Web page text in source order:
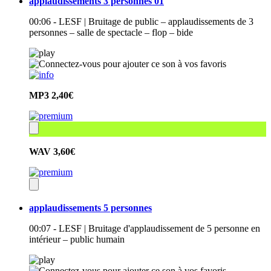
00:06 - LESF | Bruitage de public – applaudissements de 3
personnes – salle de spectacle – flop – bide
MP3 2,40€
WAV 3,60€
applaudissements 5 personnes
00:07 - LESF | Bruitage d'applaudissement de 5 personne en
intérieur – public humain